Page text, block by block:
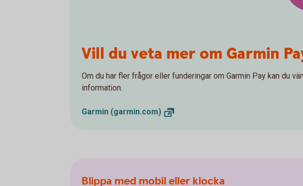
Vill du veta mer om Garmin
Om du har fler frågor eller funderingar om Garmin Pay kan du
information.
Garmin (garmin.com)
Blippa med mobil eller klocka